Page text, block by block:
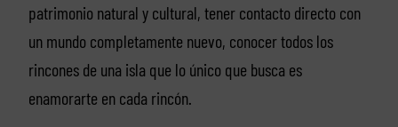
patrimonio natural y cultural, tener contacto directo con
un mundo completamente nuevo, conocer todos los
rincones de una isla que lo único que busca es
enamorarte en cada rincón.